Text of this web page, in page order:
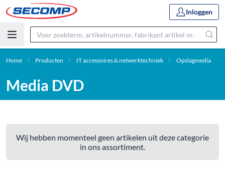
Inloggen
Home Producten IT accessoires & netwerktechniek Opslagmedia
Media DVD
Wij hebben momenteel geen artikelen uit deze categorie
in ons assortiment.